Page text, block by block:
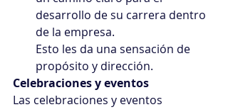
desarrollo de su carrera dentro
de la empresa.
Esto les da una sensación de
propósito y dirección.
Celebraciones y eventos
Las celebraciones y eventos